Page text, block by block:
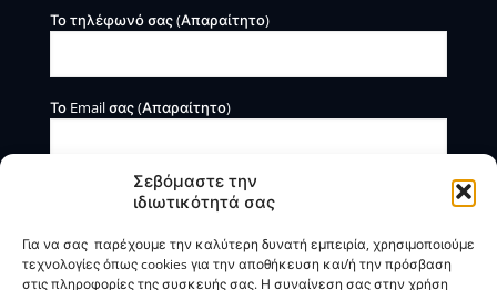
Σεβόμαστε την
ιδιωτικότητά σας
Για να σας παρέχουμε την καλύτερη δυνατή εμπειρία, χρησιμοποιούμε
τεχνολογίες όπως cookies για την αποθήκευση και/ή την πρόσβαση
στις πληροφορίες της συσκευής σας. Η συναίνεση σας στην χρήση
Το τηλέφωνό σας (Απαραίτητο)
Το Email σας (Απαραίτητο)